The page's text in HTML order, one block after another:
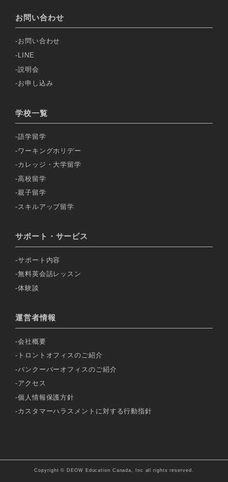
お問い合わせ
お問い合わせ
LINE
説明会
お申し込み
学校一覧
語学留学
ワーキングホリデー
カレッジ・大学留学
高校留学
親子留学
スキルアップ留学
サポート・サービス
サポート内容
無料英会話レッスン
体験談
運営者情報
会社概要
トロントオフィスのご紹介
バンクーバーオフィスのご紹介
アクセス
個人情報保護方針
カスタマーハラスメントに対する行動指針
Copyright © DEOW Education Canada, Inc all rights reserved.